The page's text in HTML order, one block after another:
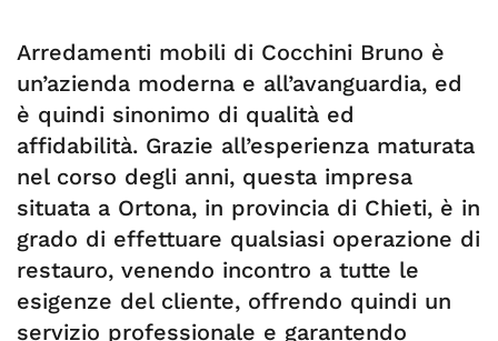
Arredamenti mobili di Cocchini Bruno è
un’azienda moderna e all’avanguardia, ed
è quindi sinonimo di qualità ed
affidabilità. Grazie all’esperienza maturata
nel corso degli anni, questa impresa
situata a Ortona, in provincia di Chieti, è in
grado di effettuare qualsiasi operazione di
restauro, venendo incontro a tutte le
esigenze del cliente, offrendo quindi un
servizio professionale e garantendo